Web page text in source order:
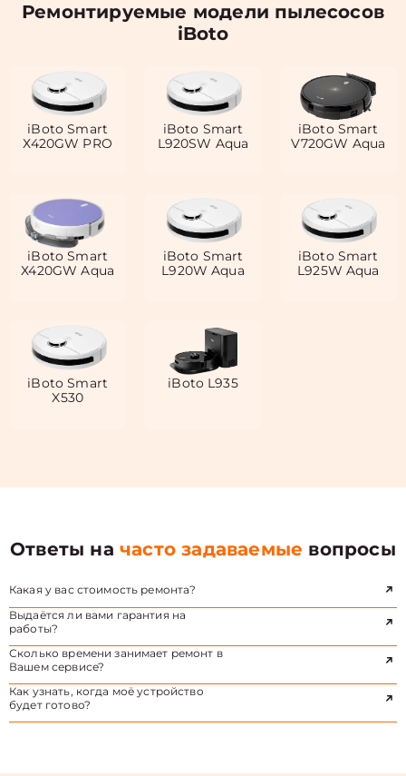
Ремонтируемые модели пылесосов
iBoto
iBoto Smart
Х420GW PRO
iBoto Smart
L920SW Aqua
iBoto Smart
V720GW Aqua
iBoto Smart
Х420GW Aqua
iBoto Smart
L920W Aqua
iBoto Smart
L925W Aqua
iBoto Smart
X530
iBoto L935
Ответы начасто задаваемые вопросы
Какая у вас стоимость ремонта?
Выдаётся ли вами гарантия на
работы?
Сколько времени занимает ремонт в
Вашем сервисе?
Как узнать, когда моё устройство
будет готово?